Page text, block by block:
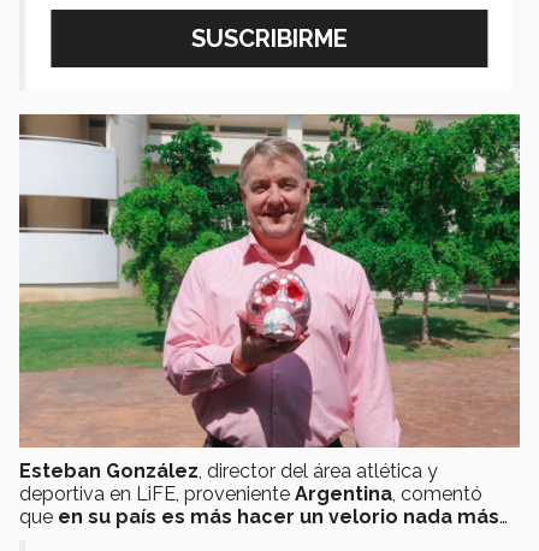
fotos y comida que a la persona le
gustaba. Es algo bonito.
Esteban González, director del área atlética y
deportiva en LiFE, proveniente Argentina, comentó
que en su país es más hacer un velorio nada más…